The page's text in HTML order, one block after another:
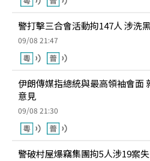
警打擊三合會活動拘147人 涉洗
09/08 21:47
伊朗傳媒指總統與最高領袖會面
意見
09/08 21:30
警破村屋爆竊集團拘5人涉19案